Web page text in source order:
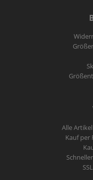
Alle
Kauf per